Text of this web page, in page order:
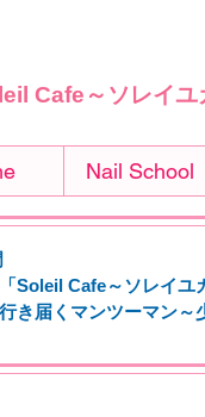
Cafe～ソレイユ
Nail School
Soleil Cafe～ソレイユ
き届くマンツーマン